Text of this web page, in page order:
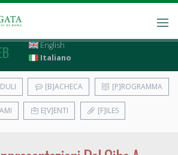
English
Italiano
[B]ACHECA [P]ROGRAMMA
E[V]ENTI [F]ILES